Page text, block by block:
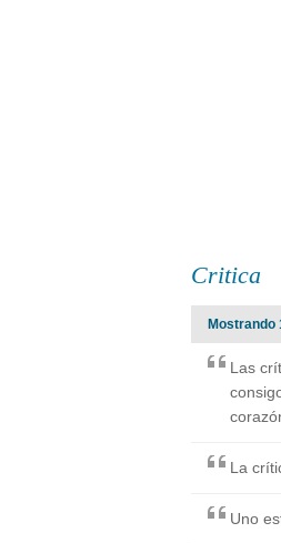
Critica
Mostrando
Las
La
Uno